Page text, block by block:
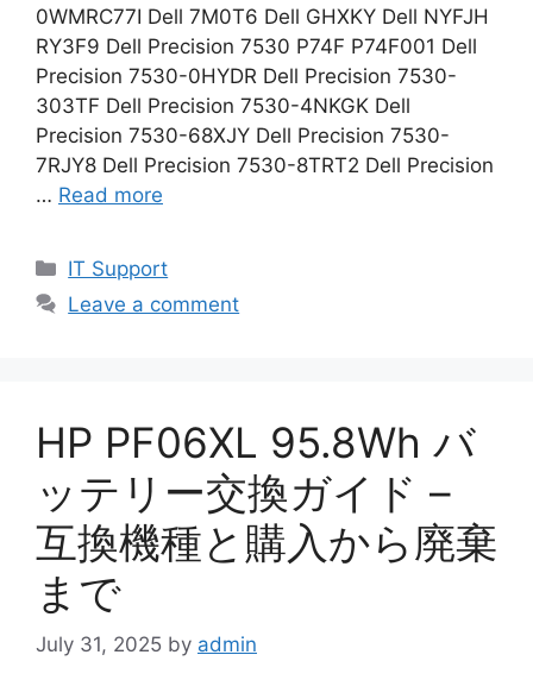
0WMRC77I Dell 7M0T6 Dell GHXKY Dell NYFJH
RY3F9 Dell Precision 7530 P74F P74F001 Dell
Precision 7530-0HYDR Dell Precision 7530-
303TF Dell Precision 7530-4NKGK Dell
Precision 7530-68XJY Dell Precision 7530-
7RJY8 Dell Precision 7530-8TRT2 Dell Precision
… Read more
Categories
IT Support
Leave a comment
HP PF06XL 95.8Wh バ
ッテリー交換ガイド –
互換機種と購入から廃棄
まで
July 31, 2025 by admin